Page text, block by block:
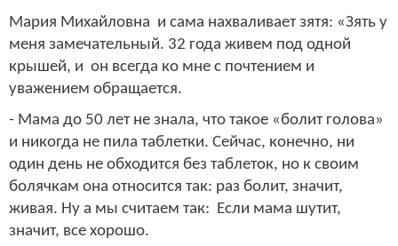
Мария Михайловна и сама нахваливает зятя: «Зять у
меня замечательный. 32 года живем под одной
крышей, и он всегда ко мне с почтением и
уважением обращается.
- Мама до 50 лет не знала, что такое «болит голова»
и никогда не пила таблетки. Сейчас, конечно, ни
один день не обходится без таблеток, но к своим
болячкам она относится так: раз болит, значит,
живая. Ну а мы считаем так: Если мама шутит,
значит, все хорошо.